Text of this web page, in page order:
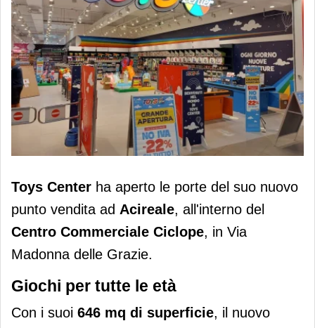
Toys Center apre un negozio ad
Acireale nel Centro Commerciale
Ciclope
Toys Center ha aperto le porte del suo nuovo
punto vendita ad Acireale, all'interno del
Centro Commerciale Ciclope, in Via
Madonna delle Grazie.
Giochi per tutte le età
Con i suoi 646 mq di superficie, il nuovo